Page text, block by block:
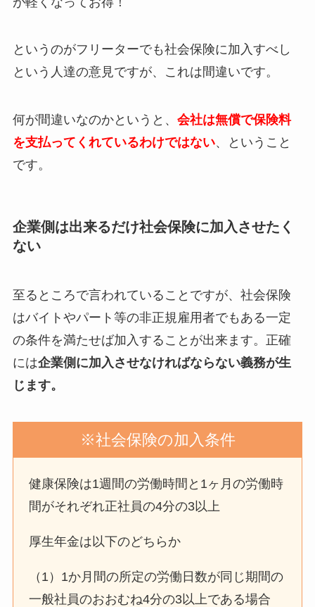
というのがフリーターでも社会保険に加入すべし
という人達の意見ですが、これは間違いです。
何が間違いなのかというと、 会社は無償で保険料
を支払ってくれているわけではない、ということ
です。
企業側は出来るだけ社会保険に加入させたく
ない
至るところで言われていることですが、社会保険
はバイトやパート等の非正規雇用者でもある一定
の条件を満たせば加入することが出来ます。正確
には企業側に加入させなければならない義務が生
じます。
※社会保険の加入条件
健康保険は1週間の労働時間と1ヶ月の労働時
間がそれぞれ正社員の4分の3以上
厚生年金は以下のどちらか
（1）1か月間の所定の労働日数が同じ期間の
一般社員のおおむね4分の3以上である場合